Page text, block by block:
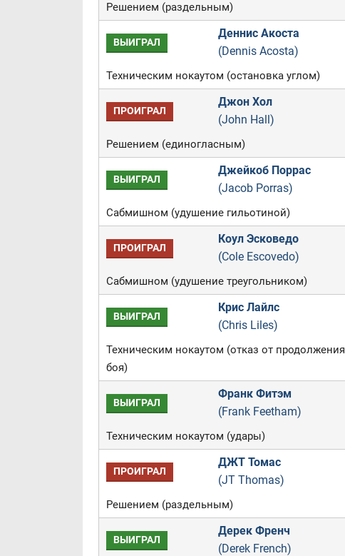
Решением (раздельным)
ВЫИГРАЛ
Деннис Акоста
(Dennis Acosta)
Техническим нокаутом (остановка углом)
ПРОИГРАЛ
Джон Хол
(John Hall)
Решением (единогласным)
ВЫИГРАЛ
Джейкоб Поррас
(Jacob Porras)
Сабмишном (удушение гильотиной)
ПРОИГРАЛ
Коул Эсковедо
(Cole Escovedo)
Сабмишном (удушение треугольником)
ВЫИГРАЛ
Крис Лайлс
(Chris Liles)
Техническим нокаутом (отказ от продолжения
боя)
ВЫИГРАЛ
Франк Фитэм
(Frank Feetham)
Техническим нокаутом (удары)
ПРОИГРАЛ
ДЖТ Томас
(JT Thomas)
Решением (раздельным)
ВЫИГРАЛ
Дерек Френч
(Derek French)